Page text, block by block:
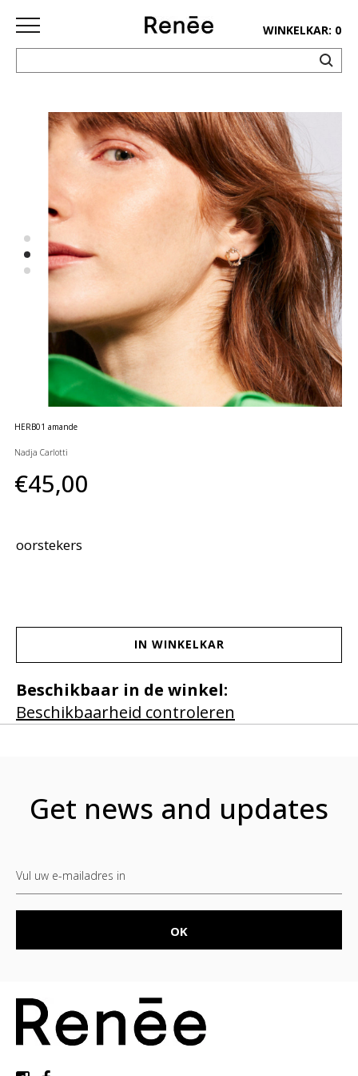
SHOP
deco
keuken
lifestyle
juwelen
accessoires
paper&pens
Pins&
patches
huidverzorging
Gift
Cards
Moederdag
MIJN
CADEAUBON
WINKELKAR: 0
HERB01 amande
Nadja Carlotti
€45,00
oorstekers
IN WINKELKAR
Beschikbaar in de winkel:
Beschikbaarheid controleren
Get news and updates